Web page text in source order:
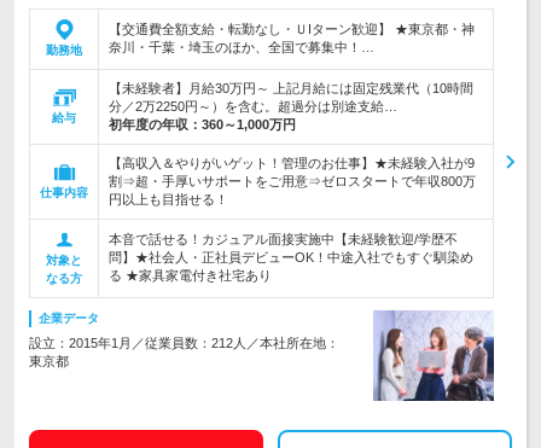
勤務地
【交通費全額支給・転勤なし・ＵIターン歓迎】 ★東京都・神
奈川・千葉・埼玉のほか、全国で募集中！…
給与
【未経験者】月給30万円～ 上記月給には固定残業代（10時間
分／2万2250円～）を含む。超過分は別途支給…
初年度の年収： 360～1,000万円
仕事内容
【高収入＆やりがいゲット！管理のお仕事】★未経験入社が9
割⇒超・手厚いサポートをご用意⇒ゼロスタートで年収800万
円以上も目指せる！
対象と
なる方
本音で話せる！カジュアル面接実施中【未経験歓迎/学歴不
問】★社会人・正社員デビューOK！中途入社でもすぐ馴染め
る ★家具家電付き社宅あり
企業データ
設立：2015年1月／従業員数：212人／本社所在地：
東京都